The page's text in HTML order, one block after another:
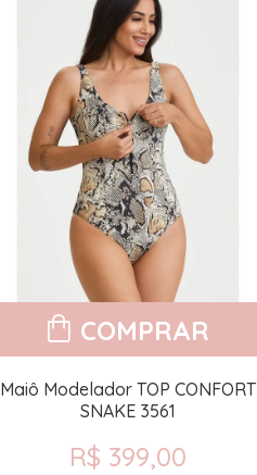
COMPRAR
Maiô Modelador TOP CONFORT
SNAKE 3561
R$ 399,00